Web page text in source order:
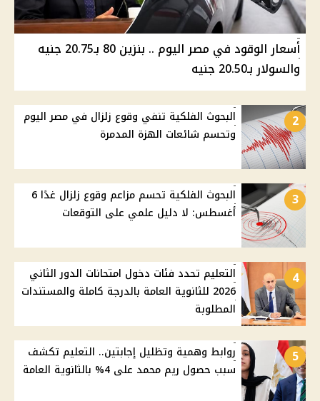
أسعار الوقود في مصر اليوم .. بنزين 80 بـ20.75 جنيه
والسولار بـ20.50 جنيه
2
البحوث الفلكية تنفي وقوع زلزال في مصر اليوم
وتحسم شائعات الهزة المدمرة
3
البحوث الفلكية تحسم مزاعم وقوع زلزال غدًا 6
أغسطس: لا دليل علمي على التوقعات
4
التعليم تحدد فئات دخول امتحانات الدور الثاني
2026 للثانوية العامة بالدرجة كاملة والمستندات
المطلوبة
5
روابط وهمية وتظليل إجابتين.. التعليم تكشف
سبب حصول ريم محمد على 4% بالثانوية العامة